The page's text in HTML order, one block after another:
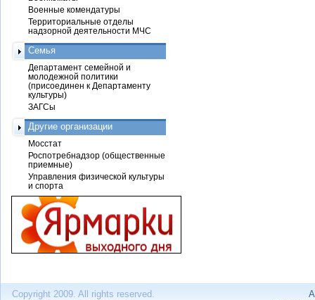
Военные комендатуры
Территориальные отделы
надзорной деятельности МЧС
Семья
Департамент семейной и
молодежной политики
(присоединен к Департаменту
культуры)
ЗАГСы
Другие организации
Мосстат
Роспотребнадзор (общественные
приемные)
Управления физической культуры
и спорта
Copyright 2009. All rights reserved.